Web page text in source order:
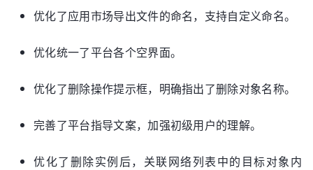
优化了应用市场导出文件的命名，支持自定义命名。
优化统一了平台各个空界面。
优化了删除操作提示框，明确指出了删除对象名称。
完善了平台指导文案，加强初级用户的理解。
优化了删除实例后，关联网络列表中的目标对象内